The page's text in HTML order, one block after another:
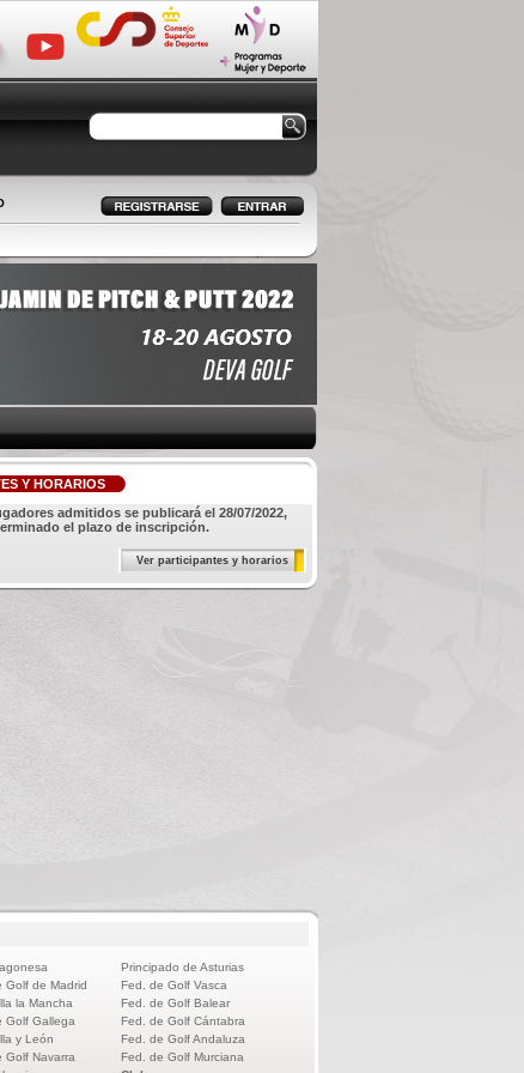
Y HORARIOS
admitidos se publicará el 28/07/2022,
el plazo de inscripción.
Ver participantes y horarios
Golf de Madrid
la Mancha
Golf Gallega
y León
Golf Navarra
Principado de Asturias
Fed. de Golf Vasca
Fed. de Golf Balear
Fed. de Golf Cántabra
Fed. de Golf Andaluza
Fed. de Golf Murciana